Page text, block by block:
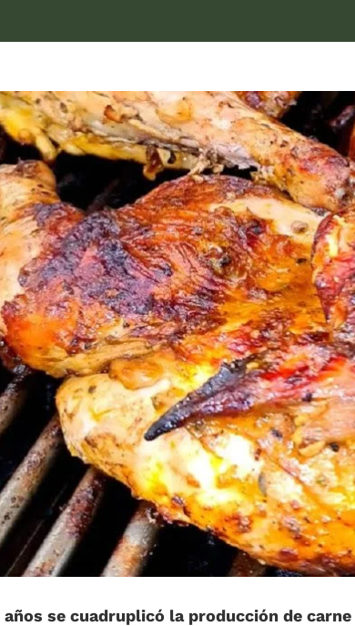
años se cuadruplicó la producción de